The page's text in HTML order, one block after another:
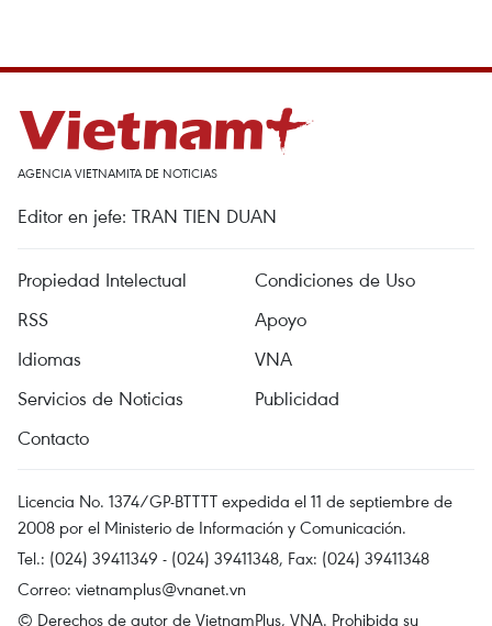
AGENCIA VIETNAMITA DE NOTICIAS
Editor en jefe: TRAN TIEN DUAN
Propiedad Intelectual
Condiciones de Uso
RSS
Apoyo
Idiomas
VNA
Servicios de Noticias
Publicidad
Contacto
Licencia No. 1374/GP-BTTTT expedida el 11 de septiembre de
2008 por el Ministerio de Información y Comunicación.
Tel.: (024) 39411349 - (024) 39411348, Fax: (024) 39411348
Correo: vietnamplus@vnanet.vn
© Derechos de autor de VietnamPlus, VNA. Prohibida su